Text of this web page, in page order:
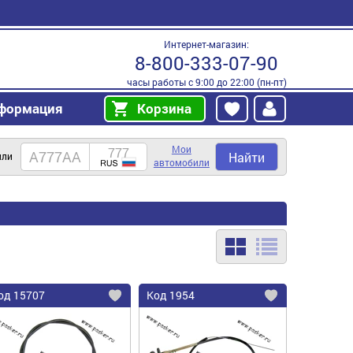
Интернет-магазин:
8-800-333-07-90
часы работы с 9:00 до 22:00 (пн-пт)
Корзина
Мои
автомобили
Найти
15707
Добавить
избранное
Код 1954